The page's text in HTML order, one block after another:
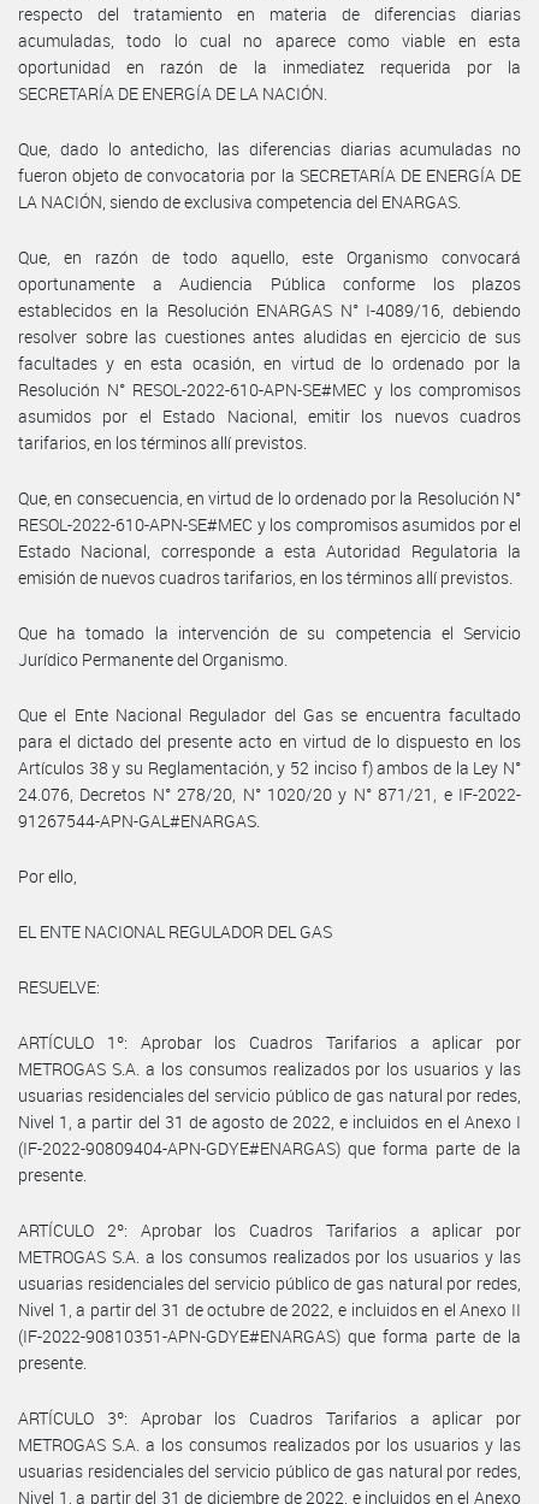
respecto del tratamiento en materia de diferencias diarias
acumuladas, todo lo cual no aparece como viable en esta
oportunidad en razón de la inmediatez requerida por la
SECRETARÍA DE ENERGÍA DE LA NACIÓN.
Que, dado lo antedicho, las diferencias diarias acumuladas no
fueron objeto de convocatoria por la SECRETARÍA DE ENERGÍA DE
LA NACIÓN, siendo de exclusiva competencia del ENARGAS.
Que, en razón de todo aquello, este Organismo convocará
oportunamente a Audiencia Pública conforme los plazos
establecidos en la Resolución ENARGAS N° I-4089/16, debiendo
resolver sobre las cuestiones antes aludidas en ejercicio de sus
facultades y en esta ocasión, en virtud de lo ordenado por la
Resolución N° RESOL-2022-610-APN-SE#MEC y los compromisos
asumidos por el Estado Nacional, emitir los nuevos cuadros
tarifarios, en los términos allí previstos.
Que, en consecuencia, en virtud de lo ordenado por la Resolución N°
RESOL-2022-610-APN-SE#MEC y los compromisos asumidos por el
Estado Nacional, corresponde a esta Autoridad Regulatoria la
emisión de nuevos cuadros tarifarios, en los términos allí previstos.
Que ha tomado la intervención de su competencia el Servicio
Jurídico Permanente del Organismo.
Que el Ente Nacional Regulador del Gas se encuentra facultado
para el dictado del presente acto en virtud de lo dispuesto en los
Artículos 38 y su Reglamentación, y 52 inciso f) ambos de la Ley N°
24.076, Decretos N° 278/20, N° 1020/20 y N° 871/21, e IF-2022-
91267544-APN-GAL#ENARGAS.
Por ello,
EL ENTE NACIONAL REGULADOR DEL GAS
RESUELVE:
ARTÍCULO 1º: Aprobar los Cuadros Tarifarios a aplicar por
METROGAS S.A. a los consumos realizados por los usuarios y las
usuarias residenciales del servicio público de gas natural por redes,
Nivel 1, a partir del 31 de agosto de 2022, e incluidos en el Anexo I
(IF-2022-90809404-APN-GDYE#ENARGAS) que forma parte de la
presente.
ARTÍCULO 2º: Aprobar los Cuadros Tarifarios a aplicar por
METROGAS S.A. a los consumos realizados por los usuarios y las
usuarias residenciales del servicio público de gas natural por redes,
Nivel 1, a partir del 31 de octubre de 2022, e incluidos en el Anexo II
(IF-2022-90810351-APN-GDYE#ENARGAS) que forma parte de la
presente.
ARTÍCULO 3º: Aprobar los Cuadros Tarifarios a aplicar por
METROGAS S.A. a los consumos realizados por los usuarios y las
usuarias residenciales del servicio público de gas natural por redes,
Nivel 1, a partir del 31 de diciembre de 2022, e incluidos en el Anexo